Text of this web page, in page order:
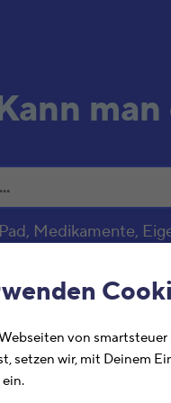
von
setzen wir, mit Deinem
Medikamente,